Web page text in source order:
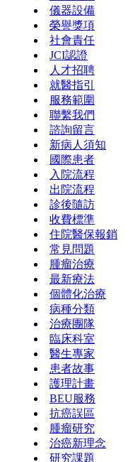
儀器設備
榮譽獎項
社會責任
JCI認證
人才招聘
就醫指引
服務範圍
聯繫我們
諮詢留言
新病人須知
國際患者
入院流程
出院流程
診後隨訪
收費標準
住院醫保報銷
常見問題
腫瘤治療
最新療法
個體化治療
病種分類
治療團隊
臨床科室
醫生專家
患者故事
護理計畫
BEU服務
抗癌誤區
腫瘤研究
治癌新理念
研究課題